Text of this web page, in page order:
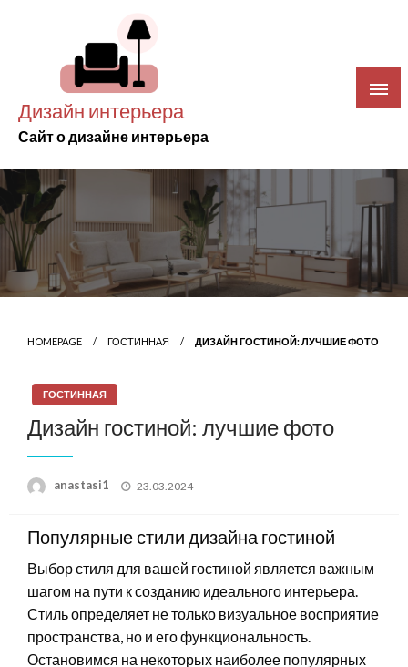
Skip
Дизайн интерьера
Сайт о дизайне интерьера
HOMEPAGE ГОСТИННАЯ ДИЗАЙН ГОСТИНОЙ: ЛУЧШИЕ ФОТО
ГОСТИННАЯ
Дизайн гостиной: лучшие фото
anastasi1
Posted
23.03.2024
Популярные стили дизайна гостиной
Выбор стиля для вашей гостиной является важным
шагом на пути к созданию идеального интерьера.
Стиль определяет не только визуальное восприятие
пространства, но и его функциональность.
Остановимся на некоторых наиболее популярных